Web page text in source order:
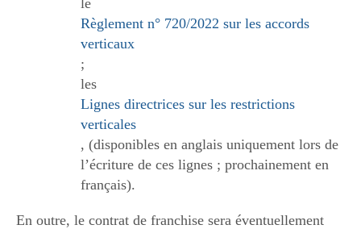
Règlement n° 720/2022 sur les accords
verticaux
;
les
Lignes directrices sur les restrictions
verticales
, (disponibles en anglais uniquement lors de
l’écriture de ces lignes ; prochainement en
français).
En outre, le contrat de franchise sera éventuellement